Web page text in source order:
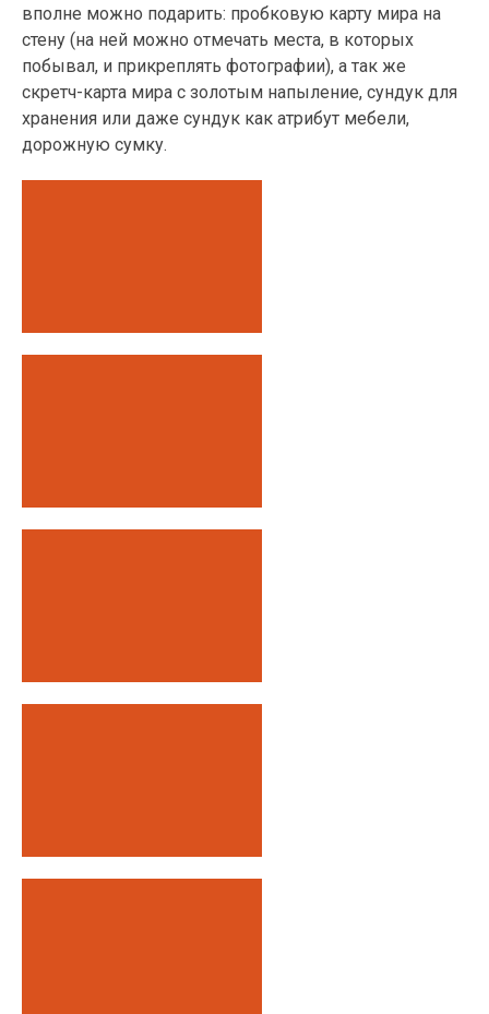
вполне можно подарить: пробковую карту мира на
стену (на ней можно отмечать места, в которых
побывал, и прикреплять фотографии), а так же
скретч-карта мира с золотым напыление, сундук для
хранения или даже сундук как атрибут мебели,
дорожную сумку.